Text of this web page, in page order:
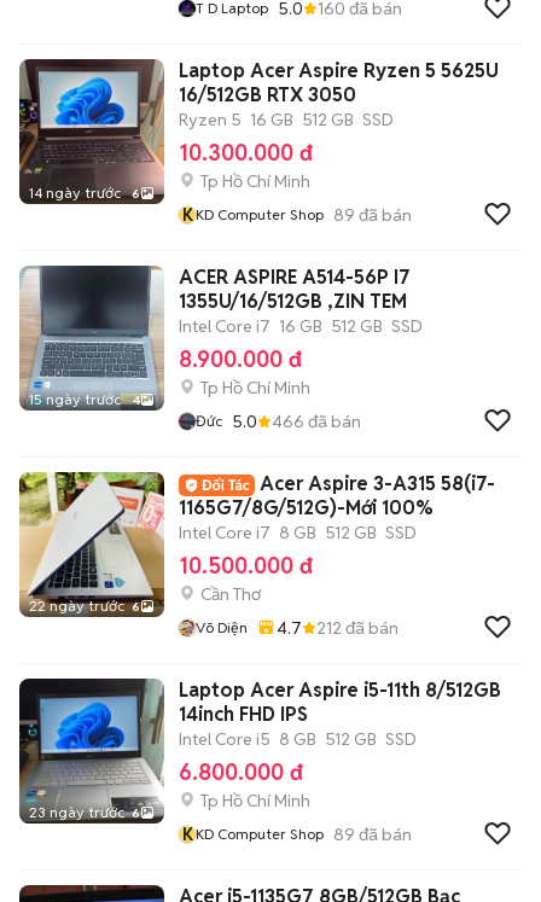
T D Laptop 5.0 160 đã bán
14 ngày trước 6
Laptop Acer Aspire Ryzen 5 5625U
16/512GB RTX 3050
Ryzen 5 16 GB 512 GB SSD
10.300.000 đ
Tp Hồ Chí Minh
KKD Computer Shop 89 đã bán
15 ngày trước 4
ACER ASPIRE A514-56P I7
1355U/16/512GB ,ZIN TEM
Intel Core i7 16 GB 512 GB SSD
8.900.000 đ
Tp Hồ Chí Minh
Đức 5.0 466 đã bán
22 ngày trước 6
Acer Aspire 3-A315 58(i7-
1165G7/8G/512G)-Mới 100%
Intel Core i7 8 GB 512 GB SSD
10.500.000 đ
Cần Thơ
Võ Diện 4.7 212 đã bán
23 ngày trước 6
Laptop Acer Aspire i5-11th 8/512GB
14inch FHD IPS
Intel Core i5 8 GB 512 GB SSD
6.800.000 đ
Tp Hồ Chí Minh
KKD Computer Shop 89 đã bán
Acer i5-1135G7 8GB/512GB Bạc